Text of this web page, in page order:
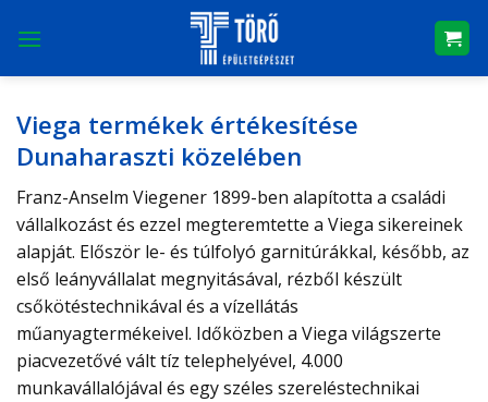
Viega termékek értékesítése
Dunaharaszti közelében
Franz-Anselm Viegener 1899-ben alapította a családi
vállalkozást és ezzel megteremtette a Viega sikereinek
alapját. Először le- és túlfolyó garnitúrákkal, később, az
első leányvállalat megnyitásával, rézből készült
csőkötéstechnikával és a vízellátás
műanyagtermékeivel. Időközben a Viega világszerte
piacvezetővé vált tíz telephelyével, 4.000
munkavállalójával és egy széles szereléstechnikai